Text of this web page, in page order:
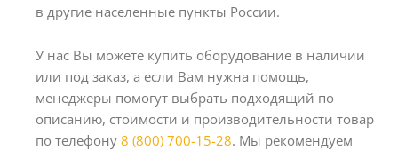
в другие населенные пункты России.
У нас Вы можете купить оборудование в наличии
или под заказ, а если Вам нужна помощь,
менеджеры помогут выбрать подходящий по
описанию, стоимости и производительности товар
по телефону 8 (800) 700-15-28. Мы рекомендуем